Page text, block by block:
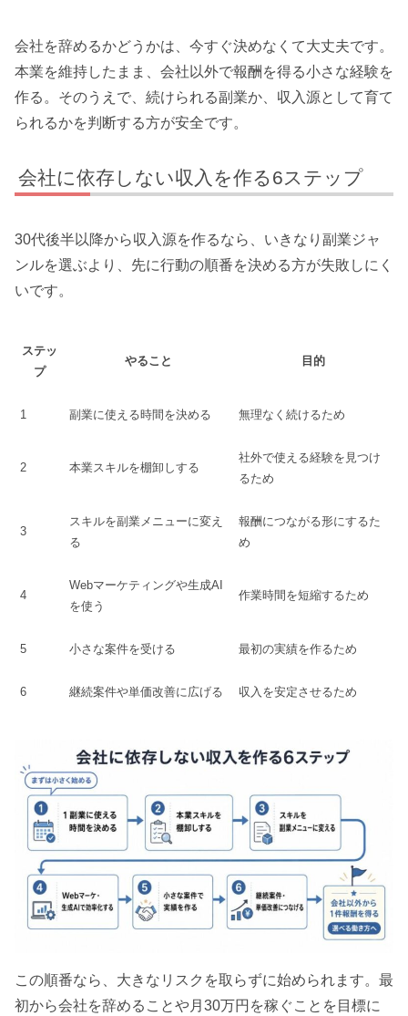
会社を辞めるかどうかは、今すぐ決めなくて大丈夫です。
本業を維持したまま、会社以外で報酬を得る小さな経験を
作る。そのうえで、続けられる副業か、収入源として育て
られるかを判断する方が安全です。
会社に依存しない収入を作る6ステップ
30代後半以降から収入源を作るなら、いきなり副業ジャ
ンルを選ぶより、先に行動の順番を決める方が失敗しにく
いです。
ステッ
プ
やること 目的
1 副業に使える時間を決める 無理なく続けるため
2 本業スキルを棚卸しする
社外で使える経験を見つけ
るため
3
スキルを副業メニューに変え
る
報酬につながる形にするた
め
4
Webマーケティングや生成AI
を使う
作業時間を短縮するため
5 小さな案件を受ける 最初の実績を作るため
6 継続案件や単価改善に広げる 収入を安定させるため
この順番なら、大きなリスクを取らずに始められます。最
初から会社を辞めることや月30万円を稼ぐことを目標に